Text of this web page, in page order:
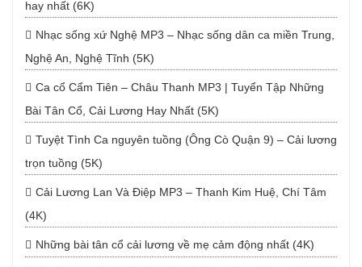
hay nhất (6K)
Nhạc sống xứ Nghệ MP3 – Nhạc sống dân ca miền Trung,
Nghệ An, Nghệ Tĩnh (5K)
Ca cổ Cẩm Tiên – Châu Thanh MP3 | Tuyển Tập Những
Bài Tân Cổ, Cải Lương Hay Nhất (5K)
Tuyệt Tình Ca nguyên tuồng (Ông Cò Quận 9) – Cải lương
trọn tuồng (5K)
Cải Lương Lan Và Điệp MP3 – Thanh Kim Huệ, Chí Tâm
(4K)
Những bài tân cổ cải lương về mẹ cảm động nhất (4K)